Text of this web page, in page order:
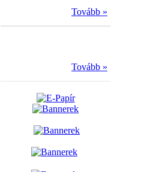
Tovább »
Tovább »